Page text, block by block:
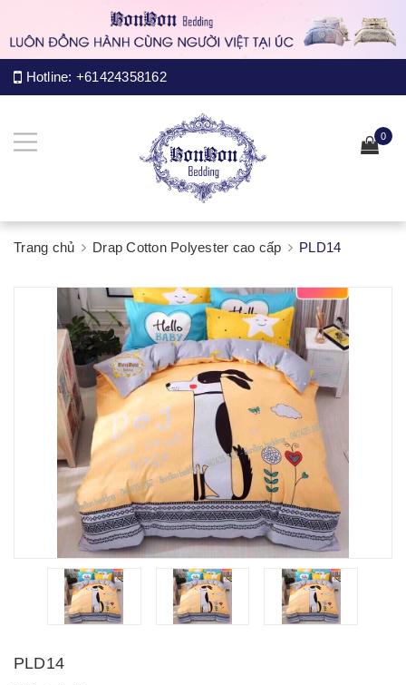
Hotline: +61424358162
0
Trang chủ Drap Cotton Polyester cao cấp PLD14
PLD14